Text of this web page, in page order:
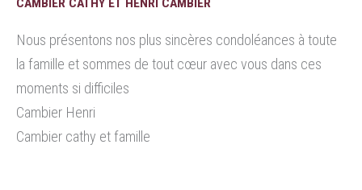
CAMBIER CATHY ET HENRI CAMBIER
Nous présentons nos plus sincères condoléances à toute
la famille et sommes de tout cœur avec vous dans ces
moments si difficiles
Cambier Henri
Cambier cathy et famille